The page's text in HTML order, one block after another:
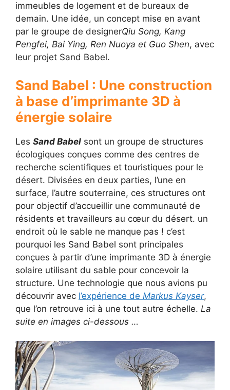
immeubles de logement et de bureaux de
demain. Une idée, un concept mise en avant
par le groupe de designerQiu Song, Kang
Pengfei, Bai Ying, Ren Nuoya et Guo Shen, avec
leur projet Sand Babel.
Sand Babel : Une construction
à base d’imprimante 3D à
énergie solaire
Les Sand Babel sont un groupe de structures
écologiques conçues comme des centres de
recherche scientifiques et touristiques pour le
désert. Divisées en deux parties, l’une en
surface, l’autre souterraine, ces structures ont
pour objectif d’accueillir une communauté de
résidents et travailleurs au cœur du désert. un
endroit où le sable ne manque pas ! c’est
pourquoi les Sand Babel sont principales
conçues à partir d’une imprimante 3D à énergie
solaire utilisant du sable pour concevoir la
structure. Une technologie que nous avions pu
découvrir avec l’expérience de Markus Kayser,
que l’on retrouve ici à une tout autre échelle. La
suite en images ci-dessous …